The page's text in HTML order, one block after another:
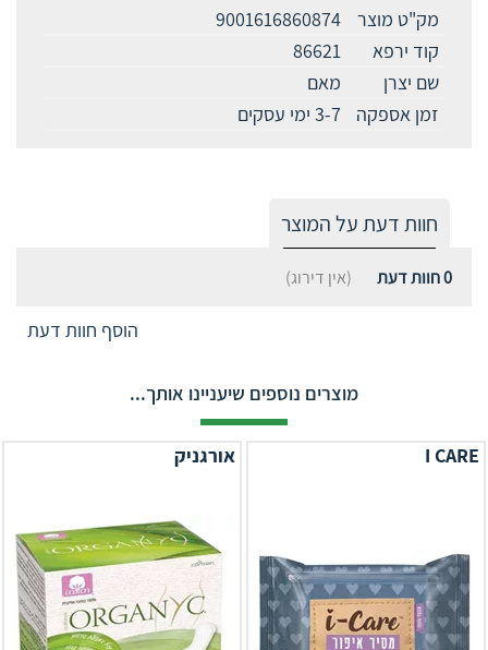
מק"ט מוצר
9001616860874
קוד ירפא
86621
שם יצרן
מאם
זמן אספקה
3-7 ימי עסקים
חוות דעת על המוצר
0חוות דעת (אין דירוג)
הוסף חוות דעת
מוצרים נוספים שיעניינו אותך...
I CARE אורגניק